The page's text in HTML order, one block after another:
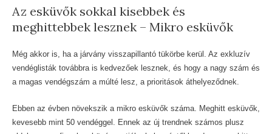
Az esküvők sokkal kisebbek és
meghittebbek lesznek – Mikro esküvők
Még akkor is, ha a járvány visszapillantó tükörbe kerül. Az exkluzív
vendéglisták továbbra is kedvezőek lesznek, és hogy a nagy szám és
a magas vendégszám a múlté lesz, a prioritások áthelyeződnek.
Ebben az évben növekszik a mikro esküvők száma. Meghitt esküvők,
kevesebb mint 50 vendéggel. Ennek az új trendnek számos plusz